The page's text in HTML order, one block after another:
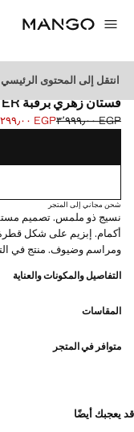
انتقل إلى المحتوى الرئيسي
EVENTS
فستان زهري برقبة HALTER
السعر الأول محذوف [EGP ٣٬٩٩٩٫٠٠ ]
EGP ٣٬٩٩٩٫٠٠
السعر الحالي [EGP ٢٬٢٩٩٫٠٠ ] EGP ٢٬٢٩٩٫٠٠
حدد اللون
شحن مجاني إلى المتجر
نسيج ذو ملمس. تصميم
أكمام. إبزيم على شكل
ومراسم وضيوف. منتج في
التفاصيل والمكونات والعناية
المقاسات
متوافر في المتجر
قد يعجبك أيضًا